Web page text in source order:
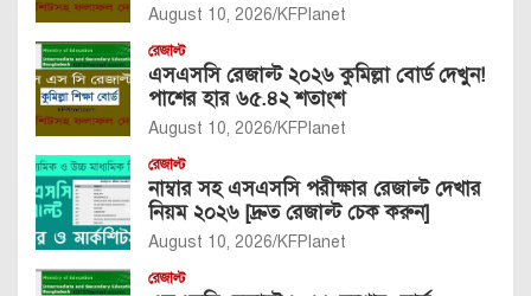
August 10, 2026 KFPlanet
রেজাল্ট
এসএসসি রেজাল্ট ২০২৬ কুমিল্লা বোর্ড দেখুন!
পাশের হার ৬৫.৪২ শতাংশ
August 10, 2026 KFPlanet
রেজাল্ট
নাম্বার সহ এসএসসি পরীক্ষার রেজাল্ট দেখার
নিয়ম ২০২৬ [দ্রুত রেজাল্ট চেক করুন]
August 10, 2026 KFPlanet
রেজাল্ট